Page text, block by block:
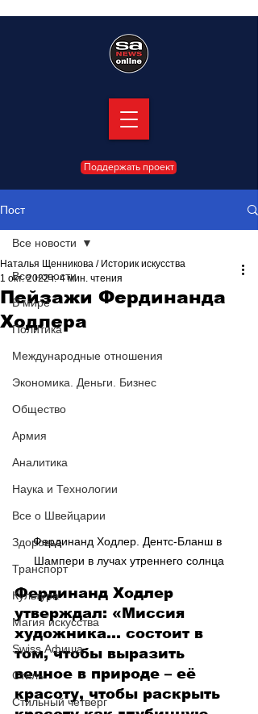
Поддержать проект
Пост
Все новости
В мире
Политика
Международные отношения
Экономика. Деньги. Бизнес
Общество
Армия
Аналитика
Наука и Технологии
Все о Швейцарии
Здоровье
Транспорт
Культура
Магия искусства
Swiss Афиша
Стиль
Стильный четверг
Все новости
Пейзажи Фердинанда
Ходлера
Наталья Щенникова / Историк искусства
1 окт. 2022 г. 4 мин. чтения
Фердинанд Ходлер. Дентс-Бланш в
Шампери в лучах утреннего солнца
Фердинанд Ходлер
утверждал: «Миссия
художника… состоит в
том, чтобы выразить
вечное в природе – её
красоту, чтобы раскрыть